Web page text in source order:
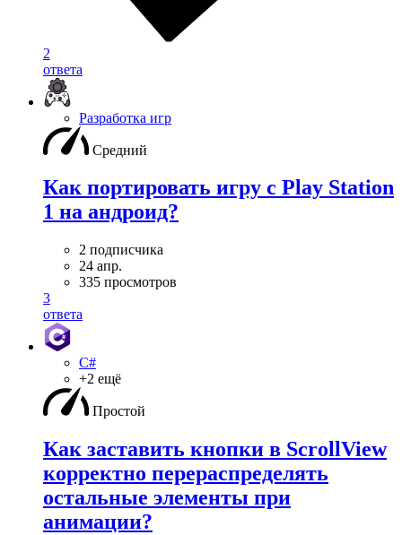
2
ответа
Разработка игр
Средний
Как портировать игру с Play Station
1 на андроид?
2 подписчика
24 апр.
335 просмотров
3
ответа
C#
+2 ещё
Простой
Как заставить кнопки в ScrollView
корректно перераспределять
остальные элементы при
анимации?